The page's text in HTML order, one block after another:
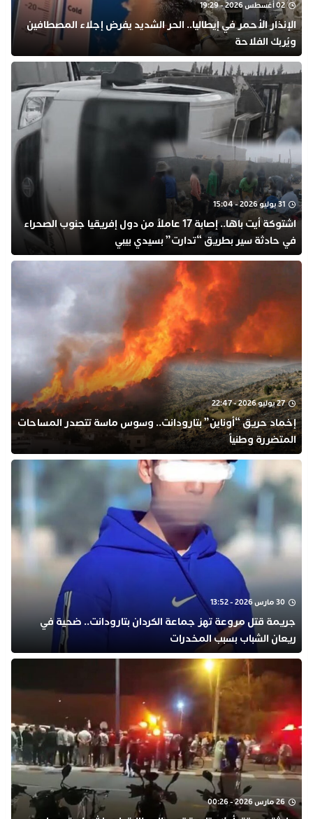
02 أغسطس 2026 - 19:29
​الإنذار الأحمر في إيطاليا.. الحر الشديد يفرض إجلاء المصطافين
ويُربك الفلاحة
31 يوليو 2026 - 15:04
اشتوكة أيت باها.. إصابة 17 عاملاً من دول إفريقيا جنوب الصحراء
في حادثة سير بطريق “تدارت” بسيدي بيبي
27 يوليو 2026 - 22:47
​إخماد حريق “أوناين” بتارودانت.. وسوس ماسة تتصدر المساحات
المتضررة وطنياً
30 مارس 2026 - 13:52
جريمة قتل مروعة تهز جماعة الكردان بتارودانت.. ضحية في
ريعان الشباب بسبب المخدرات
26 مارس 2026 - 00:26